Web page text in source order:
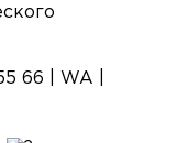
66 | WA |